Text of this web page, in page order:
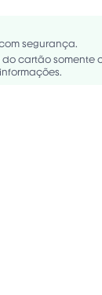
segurança.
do cartão